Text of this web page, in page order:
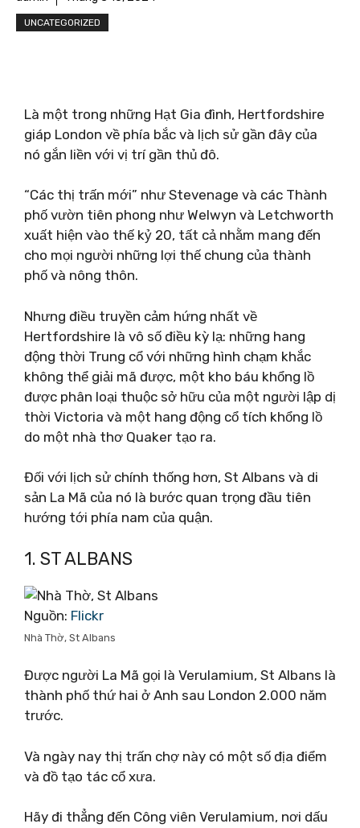
UNCATEGORIZED
Là một trong những Hạt Gia đình, Hertfordshire
giáp London về phía bắc và lịch sử gần đây của
nó gắn liền với vị trí gần thủ đô.
“Các thị trấn mới” như Stevenage và các Thành
phố vườn tiên phong như Welwyn và Letchworth
xuất hiện vào thế kỷ 20, tất cả nhằm mang đến
cho mọi người những lợi thế chung của thành
phố và nông thôn.
Nhưng điều truyền cảm hứng nhất về
Hertfordshire là vô số điều kỳ lạ: những hang
động thời Trung cổ với những hình chạm khắc
không thể giải mã được, một kho báu khổng lồ
được phân loại thuộc sở hữu của một người lập dị
thời Victoria và một hang động cổ tích khổng lồ
do một nhà thơ Quaker tạo ra.
Đối với lịch sử chính thống hơn, St Albans và di
sản La Mã của nó là bước quan trọng đầu tiên
hướng tới phía nam của quận.
1. ST ALBANS
Nguồn: Flickr
Nhà Thờ, St Albans
Được người La Mã gọi là Verulamium, St Albans là
thành phố thứ hai ở Anh sau London 2.000 năm
trước.
Và ngày nay thị trấn chợ này có một số địa điểm
và đồ tạo tác cổ xưa.
Hãy đi thẳng đến Công viên Verulamium, nơi dấu